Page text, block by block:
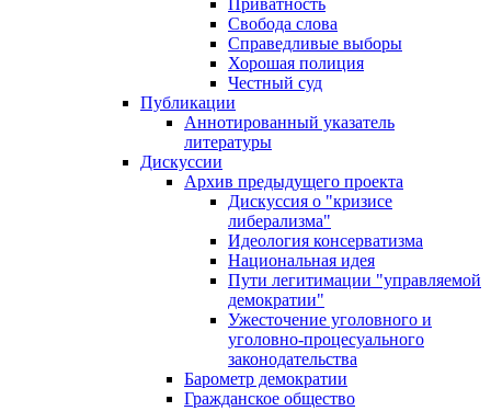
Приватность
Свобода слова
Справедливые выборы
Хорошая полиция
Честный суд
Публикации
Аннотированный указатель
литературы
Дискуссии
Архив предыдущего проекта
Дискуссия о "кризисе
либерализма"
Идеология консерватизма
Национальная идея
Пути легитимации "управляемой
демократии"
Ужесточение уголовного и
уголовно-процесуального
законодательства
Барометр демократии
Гражданское общество